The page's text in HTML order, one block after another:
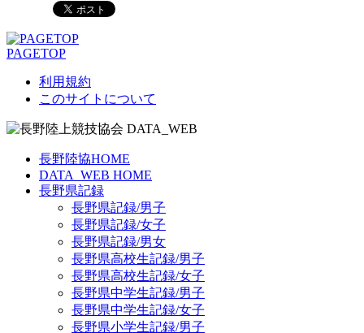
PAGETOP
利用規約
このサイトについて
長野陸協HOME
DATA_WEB HOME
長野県記録
長野県記録/男子
長野県記録/女子
長野県記録/男女
長野県高校生記録/男子
長野県高校生記録/女子
長野県中学生記録/男子
長野県中学生記録/女子
長野県小学生記録/男子